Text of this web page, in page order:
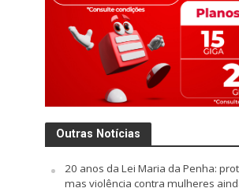
Outras Notícias
20 anos da Lei Maria da Penha:
mas violência contra mulheres